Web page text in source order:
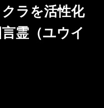
ラを活性化
霊（ユウイ